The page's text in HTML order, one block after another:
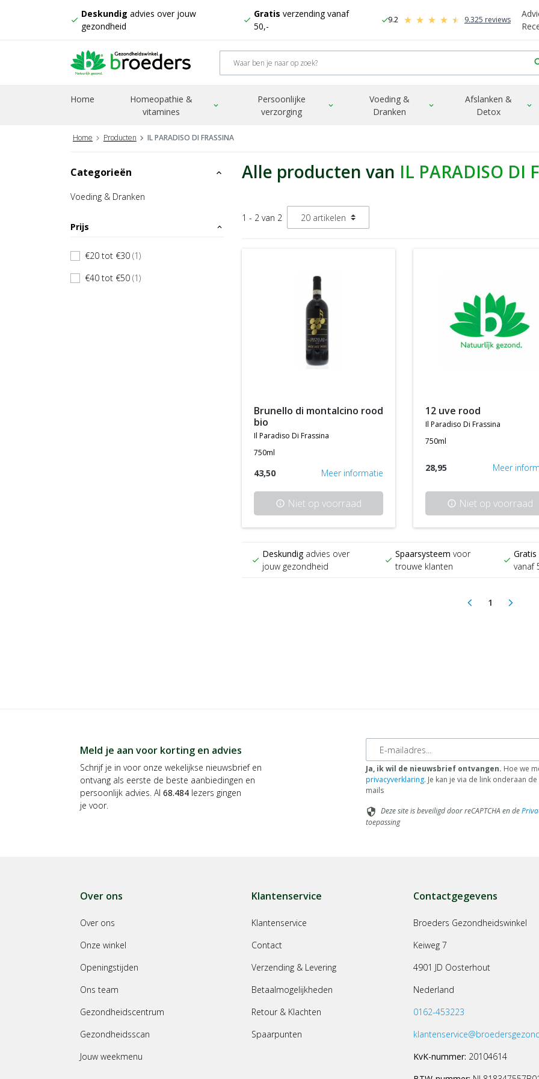
check
Deskundig advies over jouw
gezondheid
check
Gratis verzending vanaf
50,-
check9.2 9.325 reviews
Home
Homeopathie &
vitamines
expand_more
Persoonlijke
verzorging
expand_more
Voeding &
Dranken
expand_more
Afslanken &
Detox
expand_more
Home Producten IL PARADISO DI FRASSINA
Categorieën expand_less
Voeding & Dranken
Prijs expand_less
€20 tot €30 (1)
€40 tot €50 (1)
Alle producten van IL PARADISO DI
1 - 2 van 2
brunello di montalcino rood
bio
il paradiso di frassina
750ml
43,50 Meer informatie
info Niet op voorraad
12 uve rood
il paradiso di frassina
750ml
28,95 Meer
info Niet op voorraad
check
Deskundigadvies over
jouw gezondheid
check
Spaarsysteem voor
trouwe klanten
check
Gratis
vanaf
arrow_back_ios 1(current)
arrow_forward_ios
Meld je aan voor korting en advies
Schrijf je in voor onze wekelijkse nieuwsbrief en
ontvang als eerste de beste aanbiedingen en
persoonlijk advies. Al 68.484 lezers gingen
je voor.
E-mailadres
Ja, ik wil de nieuwsbrief ontvangen. Hoe we
privacyverklaring. Je kan je via de link onderaan
mails
security Deze site is beveiligd door reCAPTCHA en de
toepassing
Over ons
Over ons
Onze winkel
Openingstijden
Ons team
Gezondheidscentrum
Gezondheidsscan
Jouw weekmenu
Klantenservice
Klantenservice
Contact
Verzending & Levering
Betaalmogelijkheden
Retour & Klachten
Spaarpunten
Contactgegevens
Broeders Gezondheidswinkel
Keiweg 7
4901 JD Oosterhout
Nederland
0162-453223
KvK-nummer: 20104614